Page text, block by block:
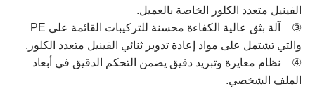
الفينيل متعدد الكلور الخاصة بالعميل.
③ آلة بثق عالية الكفاءة محسنة للتركيبات القائمة على PE
والتي تشتمل على مواد إعادة تدوير ثنائي الفينيل متعدد الكلور.
④ نظام معايرة وتبريد دقيق يضمن التحكم الدقيق في أبعاد
الملف الشخصي.